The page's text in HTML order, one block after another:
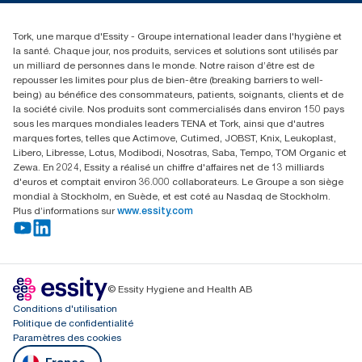
01 85 07 92 00
Tork, une marque d'Essity - Groupe international leader dans l'hygiène et
la santé. Chaque jour, nos produits, services et solutions sont utilisés par
un milliard de personnes dans le monde. Notre raison d’être est de
repousser les limites pour plus de bien-être (breaking barriers to well-
being) au bénéfice des consommateurs, patients, soignants, clients et de
la société civile. Nos produits sont commercialisés dans environ 150 pays
sous les marques mondiales leaders TENA et Tork, ainsi que d'autres
marques fortes, telles que Actimove, Cutimed, JOBST, Knix, Leukoplast,
Libero, Libresse, Lotus, Modibodi, Nosotras, Saba, Tempo, TOM Organic et
Zewa. En 2024, Essity a réalisé un chiffre d'affaires net de 13 milliards
d'euros et comptait environ 36.000 collaborateurs. Le Groupe a son siège
mondial à Stockholm, en Suède, et est coté au Nasdaq de Stockholm.
Plus d’informations sur www.essity.com
© Essity Hygiene and Health AB
Conditions d'utilisation
Politique de confidentialité
Paramètres des cookies